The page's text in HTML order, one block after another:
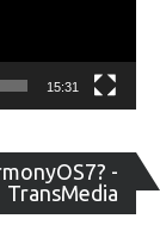
15:31
-
TransMedia
de